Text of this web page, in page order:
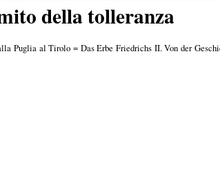
della tolleranza
Puglia al Tirolo = Das Erbe Friedrichs II. Von der